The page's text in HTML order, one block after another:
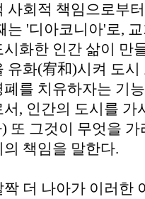
사회적 책임으로부
는 '디아코니아'로,
화한 인간 삶이 만
유화(宥和)시켜 도
를 치유하자는 기
, 인간의 도시를
또 그것이 무엇을
책임을 말한다.
더 나아가 이러한